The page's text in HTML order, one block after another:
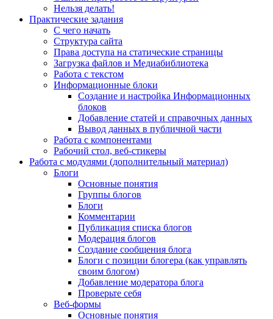
Нельзя делать!
Практические задания
С чего начать
Структура сайта
Права доступа на статические страницы
Загрузка файлов и Медиабиблиотека
Работа с текстом
Информационные блоки
Создание и настройка Информационных
блоков
Добавление статей и справочных данных
Вывод данных в публичной части
Работа с компонентами
Рабочий стол, веб-стикеры
Работа с модулями (дополнительный материал)
Блоги
Основные понятия
Группы блогов
Блоги
Комментарии
Публикация списка блогов
Модерация блогов
Создание сообщения блога
Блоги с позиции блогера (как управлять
своим блогом)
Добавление модератора блога
Проверьте себя
Веб-формы
Основные понятия